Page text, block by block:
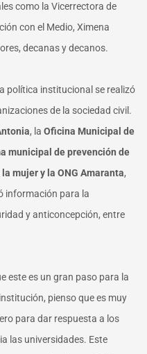
como la Vicerrectora de
con el Medio, Ximena
decanas y decanos.
política institucional se realizó
de la sociedad civil.
, la Oficina Municipal de
municipal de prevención de
mujer y la ONG Amaranta,
información para la
y anticoncepción, entre
este es un gran paso para la
pienso que es muy
para dar respuesta a los
las universidades. Este